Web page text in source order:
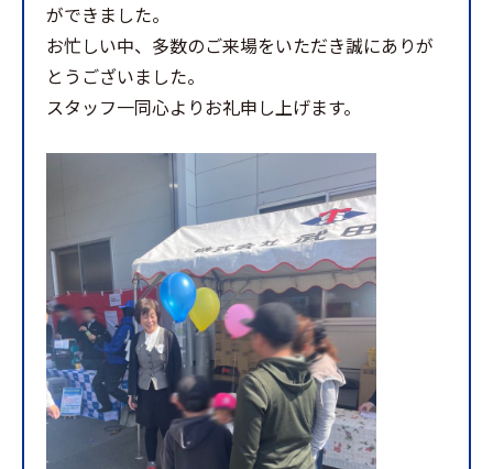
ができました。
お忙しい中、多数のご来場をいただき誠にありが
とうございました。
スタッフ一同心よりお礼申し上げます。